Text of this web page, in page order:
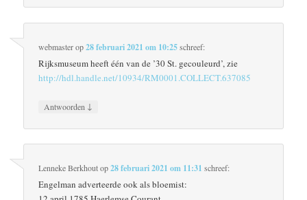
webmasterop28 februari 2021 om 10:25schreef:
Rijksmuseum heeft één van de ’30 St. gecouleurd’, zie
http://hdl.handle.net/10934/RM0001.COLLECT.637085
Antwoorden ↓
Lenneke Berkhoutop28 februari 2021 om 11:31 schreef:
Engelman adverteerde ook als bloemist: